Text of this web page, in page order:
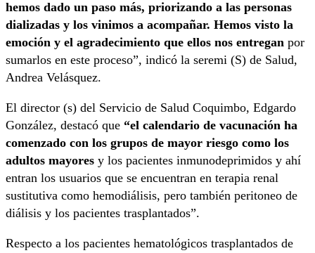
hemos dado un paso más, priorizando a las personas
dializadas y los vinimos a acompañar. Hemos visto la
emoción y el agradecimiento que ellos nos entregan por
sumarlos en este proceso”, indicó la seremi (S) de Salud,
Andrea Velásquez.
El director (s) del Servicio de Salud Coquimbo, Edgardo
González, destacó que “el calendario de vacunación ha
comenzado con los grupos de mayor riesgo como los
adultos mayores y los pacientes inmunodeprimidos y ahí
entran los usuarios que se encuentran en terapia renal
sustitutiva como hemodiálisis, pero también peritoneo de
diálisis y los pacientes trasplantados”.
Respecto a los pacientes hematológicos trasplantados de